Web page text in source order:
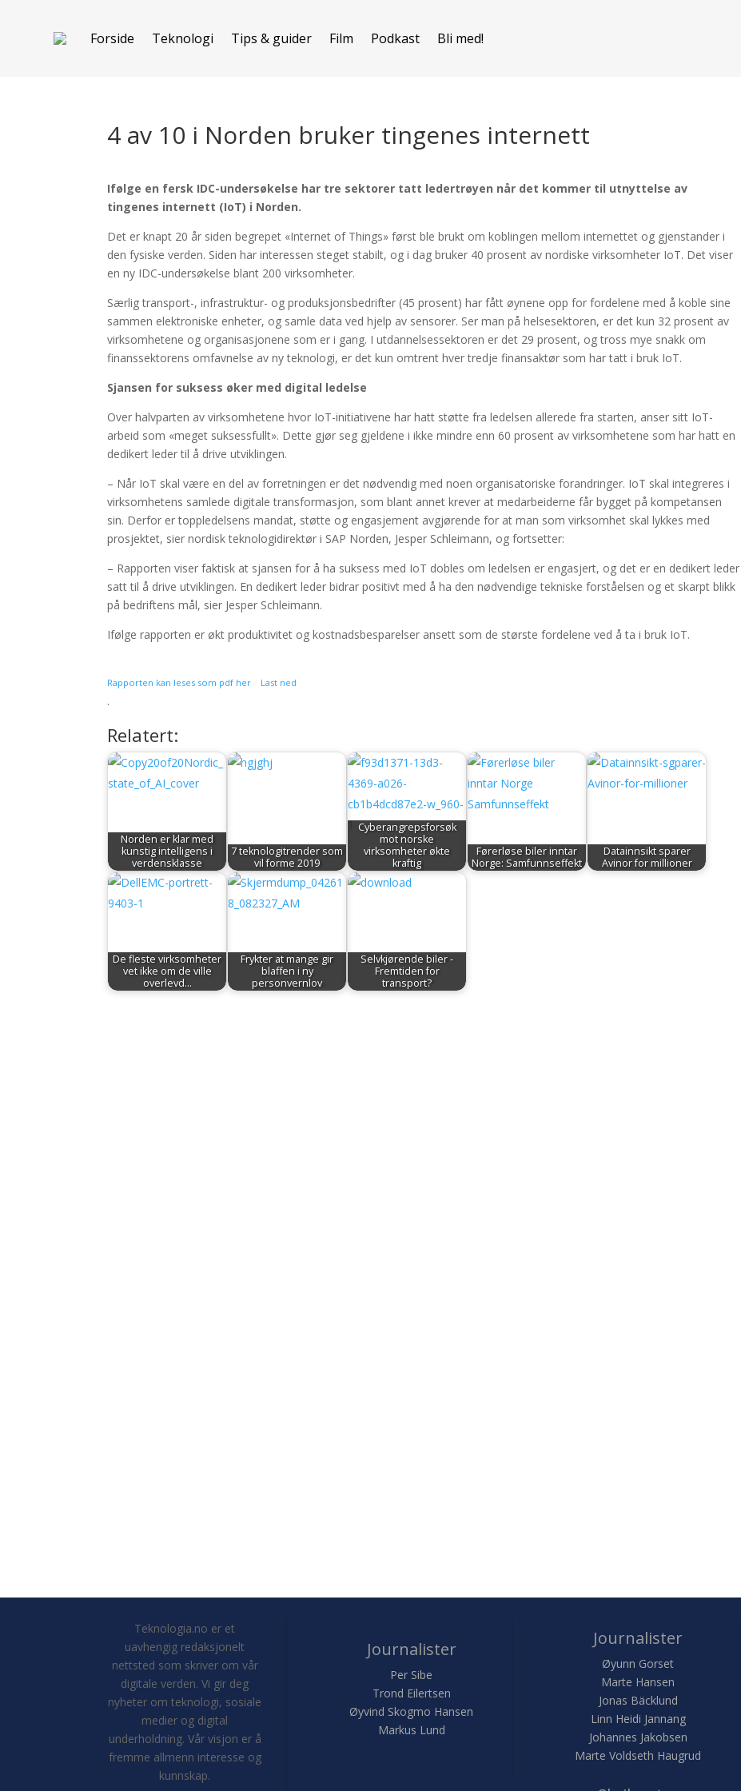
Forside Teknologi Tips & guider Film Podkast Bli med!
4 av 10 i Norden bruker tingenes internett
Ifølge en fersk IDC-undersøkelse har tre sektorer tatt ledertrøyen når det kommer til utnyttelse av
tingenes internett (IoT) i Norden.
Det er knapt 20 år siden begrepet «Internet of Things» først ble brukt om koblingen mellom internettet og gjenstander i
den fysiske verden. Siden har interessen steget stabilt, og i dag bruker 40 prosent av nordiske virksomheter IoT. Det viser
en ny IDC-undersøkelse blant 200 virksomheter.
Særlig transport-, infrastruktur- og produksjonsbedrifter (45 prosent) har fått øynene opp for fordelene med å koble sine
sammen elektroniske enheter, og samle data ved hjelp av sensorer. Ser man på helsesektoren, er det kun 32 prosent av
virksomhetene og organisasjonene som er i gang. I utdannelsessektoren er det 29 prosent, og tross mye snakk om
finanssektorens omfavnelse av ny teknologi, er det kun omtrent hver tredje finansaktør som har tatt i bruk IoT.
Sjansen for suksess øker med digital ledelse
Over halvparten av virksomhetene hvor IoT-initiativene har hatt støtte fra ledelsen allerede fra starten, anser sitt IoT-
arbeid som «meget suksessfullt». Dette gjør seg gjeldene i ikke mindre enn 60 prosent av virksomhetene som har hatt en
dedikert leder til å drive utviklingen.
– Når IoT skal være en del av forretningen er det nødvendig med noen organisatoriske forandringer. IoT skal integreres i
virksomhetens samlede digitale transformasjon, som blant annet krever at medarbeiderne får bygget på kompetansen
sin. Derfor er toppledelsens mandat, støtte og engasjement avgjørende for at man som virksomhet skal lykkes med
prosjektet, sier nordisk teknologidirektør i SAP Norden, Jesper Schleimann, og fortsetter:
– Rapporten viser faktisk at sjansen for å ha suksess med IoT dobles om ledelsen er engasjert, og det er en dedikert leder
satt til å drive utviklingen. En dedikert leder bidrar positivt med å ha den nødvendige tekniske forståelsen og et skarpt blikk
på bedriftens mål, sier Jesper Schleimann.
Ifølge rapporten er økt produktivitet og kostnadsbesparelser ansett som de største fordelene ved å ta i bruk IoT.
Rapporten kan leses som pdf her Last ned
.
Relatert:
Norden er klar med
kunstig intelligens i
verdensklasse
7 teknologitrender som
vil forme 2019
Cyberangrepsforsøk
mot norske
virksomheter økte
kraftig
Førerløse biler inntar
Norge: Samfunnseffekt
Datainnsikt sparer
Avinor for millioner
De fleste virksomheter
vet ikke om de ville
overlevd…
Frykter at mange gir
blaffen i ny
personvernlov
Selvkjørende biler -
Fremtiden for
transport?
Teknologia.no er et
uavhengig redaksjonelt
nettsted som skriver om vår
digitale verden. Vi gir deg
nyheter om teknologi, sosiale
medier og digital
underholdning. Vår visjon er å
fremme allmenn interesse og
kunnskap.
Journalister
Per Sibe
Trond Eilertsen
Øyvind Skogmo Hansen
Markus Lund
Journalister
Øyunn Gorset
Marte Hansen
Jonas Bäcklund
Linn Heidi Jannang
Johannes Jakobsen
Marte Voldseth Haugrud